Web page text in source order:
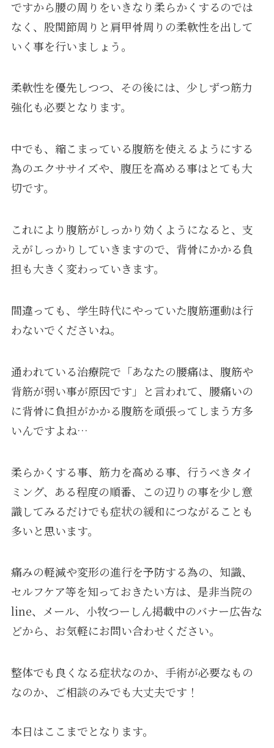
ですから腰の周りをいきなり柔らかくするのでは
なく、股関節周りと肩甲骨周りの柔軟性を出して
いく事を行いましょう。
柔軟性を優先しつつ、その後には、少しずつ筋力
強化も必要となります。
中でも、縮こまっている腹筋を使えるようにする
為のエクササイズや、腹圧を高める事はとても大
切です。
これにより腹筋がしっかり効くようになると、支
えがしっかりしていきますので、背骨にかかる負
担も大きく変わっていきます。
間違っても、学生時代にやっていた腹筋運動は行
わないでくださいね。
通われている治療院で「あなたの腰痛は、腹筋や
背筋が弱い事が原因です」と言われて、腰痛いの
に背骨に負担がかかる腹筋を頑張ってしまう方多
いんですよね…
柔らかくする事、筋力を高める事、行うべきタイ
ミング、ある程度の順番、この辺りの事を少し意
識してみるだけでも症状の緩和につながることも
多いと思います。
痛みの軽減や変形の進行を予防する為の、知識、
セルフケア等を知っておきたい方は、是非当院の
line、メール、小牧つーしん掲載中のバナー広告な
どから、お気軽にお問い合わせください。
整体でも良くなる症状なのか、手術が必要なもの
なのか、ご相談のみでも大丈夫です！
本日はここまでとなります。